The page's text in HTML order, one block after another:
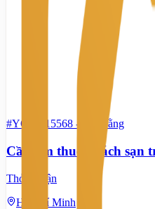
#YC60315568 - Mặt bằng
Cần tìm thuê khách sạn
Thỏa thuận
Hồ Chí Minh